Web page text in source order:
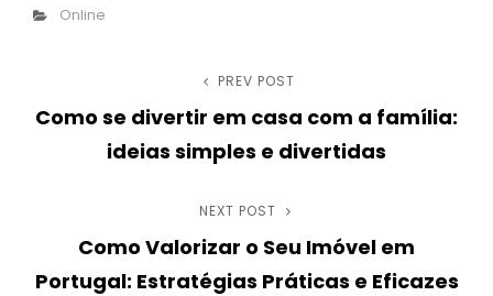
Categories
Online
navigation
Previous
Post
PREV POST
Como se divertir em casa com a família:
ideias simples e divertidas
Next
Post
NEXT POST
Como Valorizar o Seu Imóvel em
Portugal: Estratégias Práticas e Eficazes